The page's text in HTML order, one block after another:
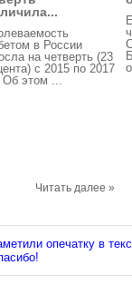
в России
на четверть (23
с 2015 по 2017
Об этом ...
Читать далее »
опечатку в